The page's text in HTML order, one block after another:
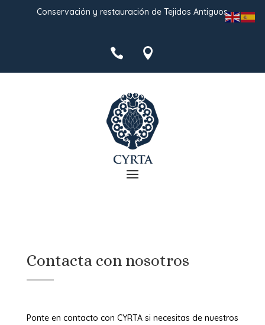
Conservación y restauración de Tejidos Antiguos
 
Contacta con nosotros
Ponte en contacto con CYRTA si necesitas de nuestros